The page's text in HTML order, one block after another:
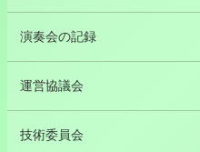
演奏会の記録
運営協議会
技術委員会